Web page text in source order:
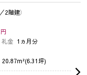
2階建）
円
礼金 1ヵ月分
20.87m²(6.31坪)